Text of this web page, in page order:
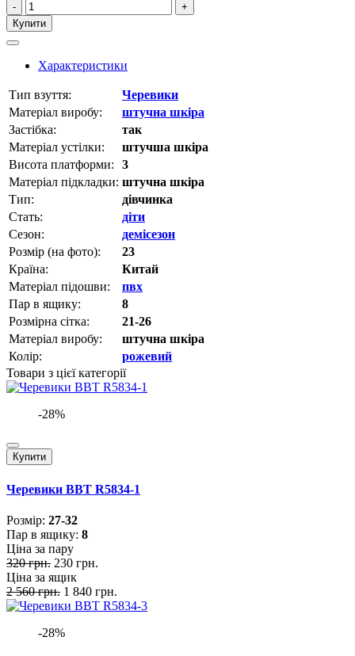
-
+
Купити
Характеристики
Тип взуття:
Черевики
Матеріал виробу:
штучна шкіра
Застібка:
так
Матеріал устілки:
штучша шкіра
Висота платформи:
3
Матеріал підкладки: штучна шкіра
Тип:
дівчинка
Стать:
діти
Сезон:
демісезон
Розмір (на фото):
23
Країна:
Китай
Матеріал підошви:
пвх
Пар в ящику:
8
Розмірна сітка:
21-26
Матеріал виробу:
штучна шкіра
Колір:
рожевий
Товари з цієї категорії
-28%
Купити
Черевики BBT R5834-1
Розмiр: 27-32
Пар в ящику: 8
Ціна за пару
320 грн. 230 грн.
Ціна за ящик
2 560 грн. 1 840 грн.
-28%